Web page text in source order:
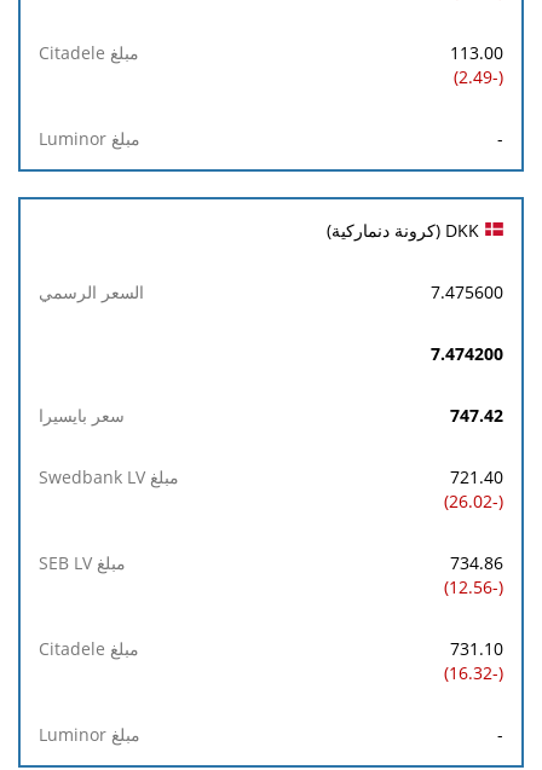
مبلغ
SEB
مبلغ
Citadele
Luminor
113.00
(-2.49)
-
7.475600
7.474200
747.42
721.40
(-26.02)
734.86
(-12.56)
731.10
(-16.32)
-